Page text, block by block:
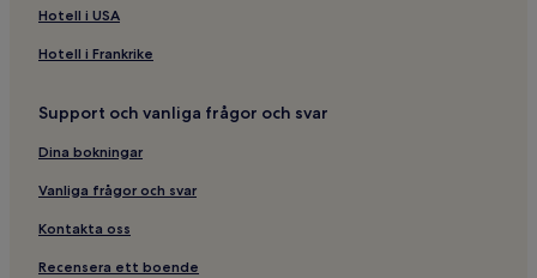
Hotell i USA
Hotell i Frankrike
Support och vanliga frågor och svar
Dina bokningar
Vanliga frågor och svar
Kontakta oss
Recensera ett boende